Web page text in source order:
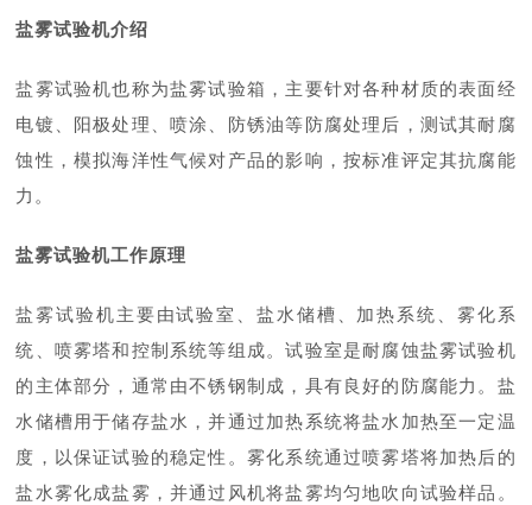
盐雾试验机介绍
盐雾试验机也称为盐雾试验箱，主要针对各种材质的表面经
电镀、阳极处理、喷涂、防锈油等防腐处理后，测试其耐腐
蚀性，模拟海洋性气候对产品的影响，按标准评定其抗腐能
力。
盐雾试验机工作原理
盐雾试验机主要由试验室、盐水储槽、加热系统、雾化系
统、喷雾塔和控制系统等组成。试验室是耐腐蚀盐雾试验机
的主体部分，通常由不锈钢制成，具有良好的防腐能力。盐
水储槽用于储存盐水，并通过加热系统将盐水加热至一定温
度，以保证试验的稳定性。雾化系统通过喷雾塔将加热后的
盐水雾化成盐雾，并通过风机将盐雾均匀地吹向试验样品。